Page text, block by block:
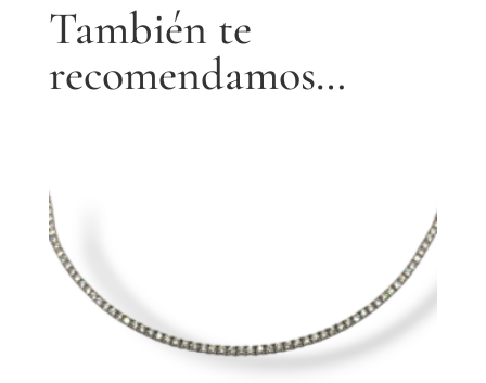
También te
recomendamos…